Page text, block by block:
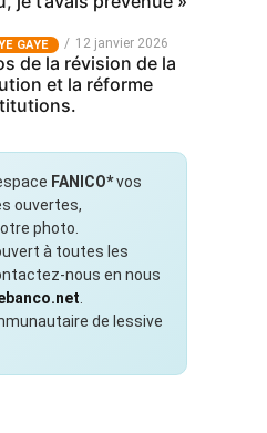
GAYE 12 janvier 2026
de la révision de la
et la réforme
FANICO*vos
ouvertes,
photo.
à toutes les
nous en nous
de lessive